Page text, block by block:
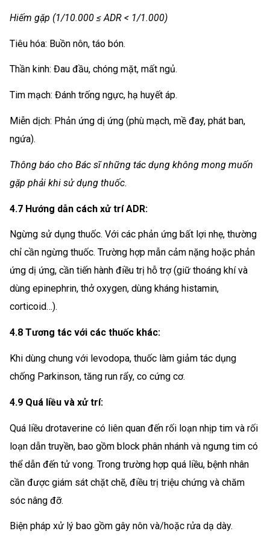
Hiếm gặp (1/10.000 ≤ ADR < 1/1.000)
Tiêu hóa: Buồn nôn, táo bón.
Thần kinh: Đau đầu, chóng mặt, mất ngủ.
Tim mạch: Đánh trống ngực, hạ huyết áp.
Miễn dịch: Phản ứng dị ứng (phù mạch, mề đay, phát ban,
ngứa).
Thông báo cho Bác sĩ những tác dụng không mong muốn
gặp phải khi sử dụng thuốc.
4.7 Hướng dẫn cách xử trí ADR:
Ngừng sử dụng thuốc. Với các phản ứng bất lợi nhẹ, thường
chỉ cần ngừng thuốc. Trường hợp mẫn cảm nặng hoặc phản
ứng dị ứng, cần tiến hành điều trị hỗ trợ (giữ thoáng khí và
dùng epinephrin, thở oxygen, dùng kháng histamin,
corticoid…).
4.8 Tương tác với các thuốc khác:
Khi dùng chung với levodopa, thuốc làm giảm tác dụng
chống Parkinson, tăng run rẩy, co cứng cơ.
4.9 Quá liều và xử trí:
Quá liều drotaverine có liên quan đến rối loạn nhịp tim và rối
loạn dẫn truyền, bao gồm block phân nhánh và ngưng tim có
thể dẫn đến tử vong. Trong trường hợp quá liều, bệnh nhân
cần được giám sát chặt chẽ, điều trị triệu chứng và chăm
sóc nâng đỡ.
Biện pháp xử lý bao gồm gây nôn và/hoặc rửa dạ dày.